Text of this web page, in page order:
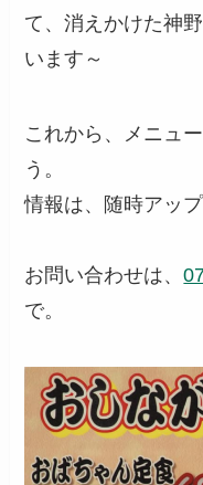
て、消えかけた神
います～
これから、メニュ
う。
情報は、随時アッ
お問い合わせは、
で。